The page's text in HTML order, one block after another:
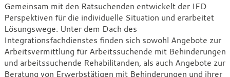
Gemeinsam mit den Ratsuchenden entwickelt der IFD
Perspektiven für die individuelle Situation und erarbeitet
Lösungswege. Unter dem Dach des
Integrationsfachdienstes finden sich sowohl Angebote zur
Arbeitsvermittlung für Arbeitssuchende mit Behinderungen
und arbeitssuchende Rehabilitanden, als auch Angebote zur
Beratung von Erwerbstätigen mit Behinderungen und ihrer